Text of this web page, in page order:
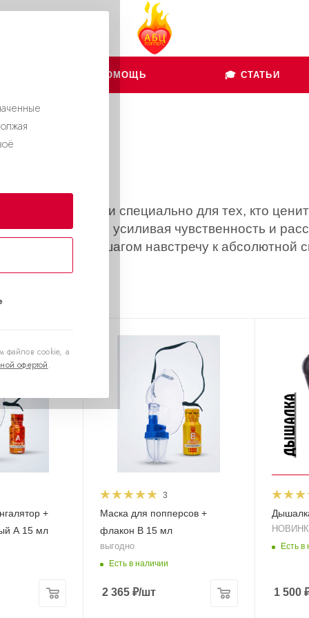
файлов cookie, а
офертой.
👨🏻‍💻 ПОМОЩЬ 🎓 СТАТЬИ
созданными специально для тех, кто
усиливая чувственность и
становится шагом навстречу к абсолютной
+
А 15 мл
3
Маска для попперсов +
флакон B 15 мл
выгодно
Есть в наличии
2 365 ₽/шт
Есть в
1 500